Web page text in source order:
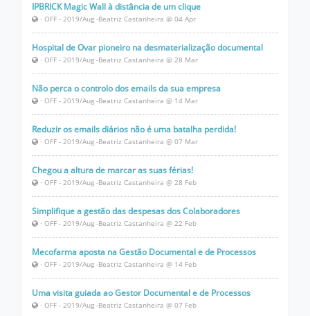
IPBRICK Magic Wall à distância de um clique
· OFF - 2019/Aug -Beatriz Castanheira @ 04 Apr
Hospital de Ovar pioneiro na desmaterialização documental
· OFF - 2019/Aug -Beatriz Castanheira @ 28 Mar
Não perca o controlo dos emails da sua empresa
· OFF - 2019/Aug -Beatriz Castanheira @ 14 Mar
Reduzir os emails diários não é uma batalha perdida!
· OFF - 2019/Aug -Beatriz Castanheira @ 07 Mar
Chegou a altura de marcar as suas férias!
· OFF - 2019/Aug -Beatriz Castanheira @ 28 Feb
Simplifique a gestão das despesas dos Colaboradores
· OFF - 2019/Aug -Beatriz Castanheira @ 22 Feb
Mecofarma aposta na Gestão Documental e de Processos
· OFF - 2019/Aug -Beatriz Castanheira @ 14 Feb
Uma visita guiada ao Gestor Documental e de Processos
· OFF - 2019/Aug -Beatriz Castanheira @ 07 Feb